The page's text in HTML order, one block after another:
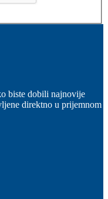
biste dobili najnovije
direktno u prijemnom